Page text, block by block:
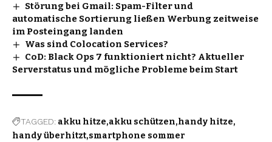
Störung bei Gmail: Spam-Filter und
automatische Sortierung ließen Werbung zeitweise
im Posteingang landen
Was sind Colocation Services?
CoD: Black Ops 7 funktioniert nicht? Aktueller
Serverstatus und mögliche Probleme beim Start
TAGGED: akku hitze akku schützen handy hitze
handy überhitzt smartphone sommer